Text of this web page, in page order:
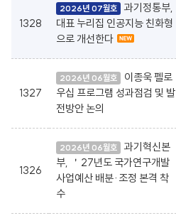
1328
2026년 07월호
과기정통부,
대표 누리집 인공지능 친화형
으로 개선한다
1327
2026년 06월호
이종욱 펠로
우십 프로그램 성과점검 및 발
전방안 논의
1326
2026년 06월호
과기혁신본
부, ＇27년도 국가연구개발
사업예산 배분·조정 본격 착
수